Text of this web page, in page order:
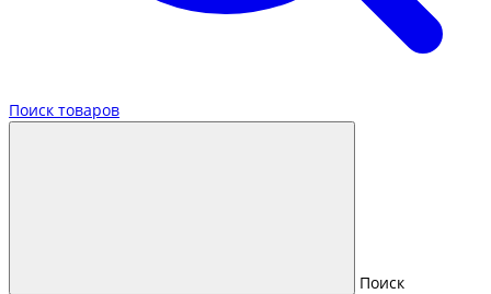
Поиск товаров
Поиск